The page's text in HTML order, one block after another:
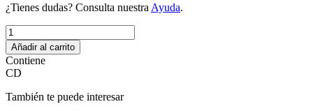
¿Tienes dudas? Consulta nuestra Ayuda.
Tratado
de
Medicina
de
Urgencias
cantidad
Añadir al carrito
Contiene
CD
También te puede interesar